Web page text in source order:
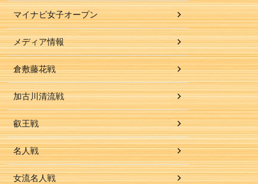
マイナビ女子オープン
メディア情報
倉敷藤花戦
加古川清流戦
叡王戦
名人戦
女流名人戦